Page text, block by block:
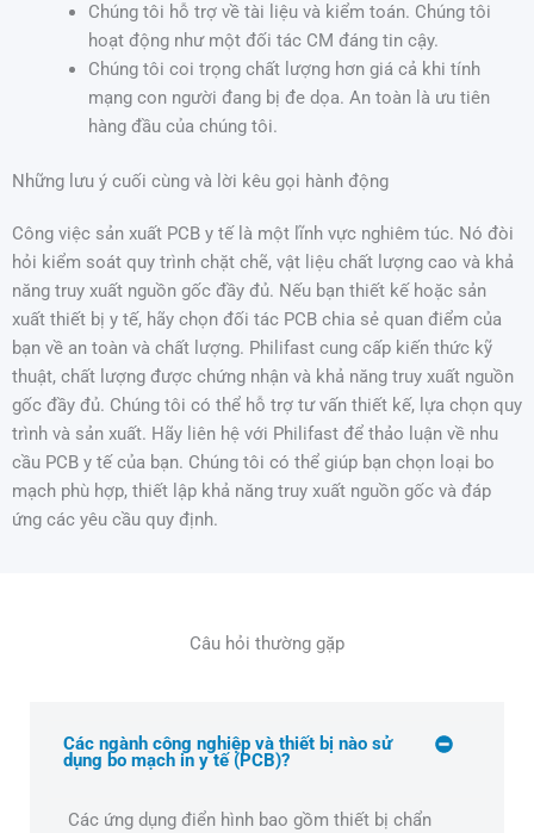
Chúng tôi hỗ trợ về tài liệu và kiểm toán. Chúng tôi
hoạt động như một đối tác CM đáng tin cậy.
Chúng tôi coi trọng chất lượng hơn giá cả khi tính
mạng con người đang bị đe dọa. An toàn là ưu tiên
hàng đầu của chúng tôi.
Những lưu ý cuối cùng và lời kêu gọi hành động
Công việc sản xuất PCB y tế là một lĩnh vực nghiêm túc. Nó đòi
hỏi kiểm soát quy trình chặt chẽ, vật liệu chất lượng cao và khả
năng truy xuất nguồn gốc đầy đủ. Nếu bạn thiết kế hoặc sản
xuất thiết bị y tế, hãy chọn đối tác PCB chia sẻ quan điểm của
bạn về an toàn và chất lượng. Philifast cung cấp kiến thức kỹ
thuật, chất lượng được chứng nhận và khả năng truy xuất nguồn
gốc đầy đủ. Chúng tôi có thể hỗ trợ tư vấn thiết kế, lựa chọn quy
trình và sản xuất. Hãy liên hệ với Philifast để thảo luận về nhu
cầu PCB y tế của bạn. Chúng tôi có thể giúp bạn chọn loại bo
mạch phù hợp, thiết lập khả năng truy xuất nguồn gốc và đáp
ứng các yêu cầu quy định.
Câu hỏi thường gặp
Các ngành công nghiệp và thiết bị nào sử
dụng bo mạch in y tế (PCB)?
Các ứng dụng điển hình bao gồm thiết bị chẩn